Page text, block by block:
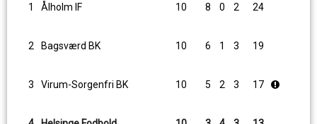
1 Ålholm IF 10 8 0 2 24
2 Bagsværd BK 10 6 1 3 19
3 Virum-Sorgenfri BK 10 5 2 3 17